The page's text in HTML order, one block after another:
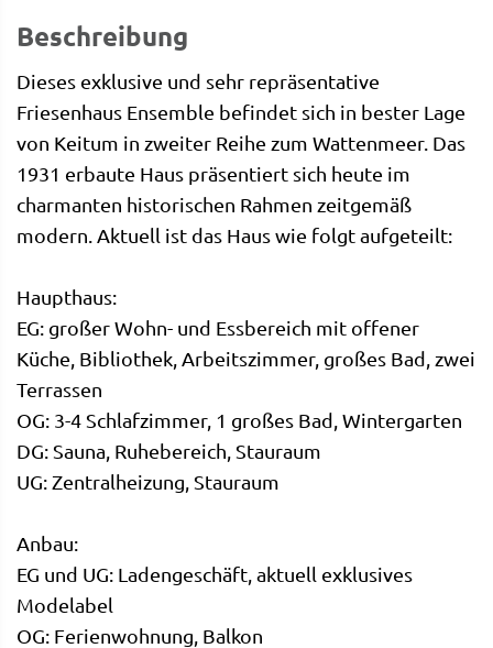
Beschreibung
Dieses exklusive und sehr repräsentative
Friesenhaus Ensemble befindet sich in bester Lage
von Keitum in zweiter Reihe zum Wattenmeer. Das
1931 erbaute Haus präsentiert sich heute im
charmanten historischen Rahmen zeitgemäß
modern. Aktuell ist das Haus wie folgt aufgeteilt:
Haupthaus:
EG: großer Wohn- und Essbereich mit offener
Küche, Bibliothek, Arbeitszimmer, großes Bad, zwei
Terrassen
OG: 3-4 Schlafzimmer, 1 großes Bad, Wintergarten
DG: Sauna, Ruhebereich, Stauraum
UG: Zentralheizung, Stauraum
Anbau:
EG und UG: Ladengeschäft, aktuell exklusives
Modelabel
OG: Ferienwohnung, Balkon